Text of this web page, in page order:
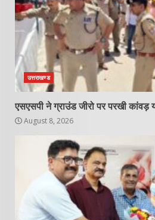
उत्तराखण्ड
एसएसपी ने ग्राउंड जीरो पर परखी कांवड़
August 8, 2026